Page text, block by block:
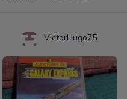
VictorHugo75